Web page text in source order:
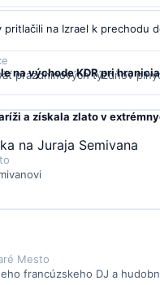
pritlačili na Izrael k prechodu
na východe KDR pri
a získala zlato v
zvyšuje tlak na
v niektorých
na cesty a železnice.
prázdninových týždňov
na Juraja Semivana
Mesto
francúzskeho DJ a